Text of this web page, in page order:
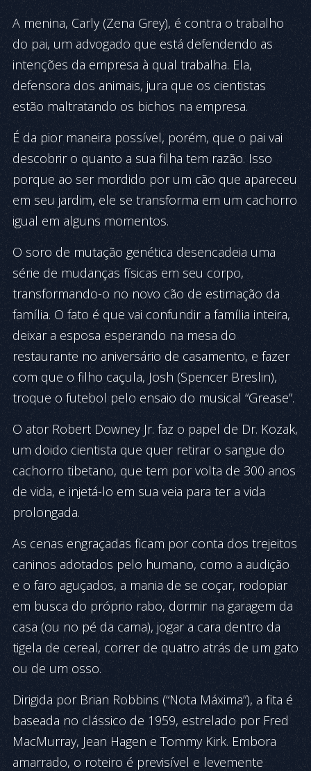
A menina, Carly (Zena Grey), é contra o trabalho
do pai, um advogado que está defendendo as
intenções da empresa à qual trabalha. Ela,
defensora dos animais, jura que os cientistas
estão maltratando os bichos na empresa.
É da pior maneira possível, porém, que o pai vai
descobrir o quanto a sua filha tem razão. Isso
porque ao ser mordido por um cão que apareceu
em seu jardim, ele se transforma em um cachorro
igual em alguns momentos.
O soro de mutação genética desencadeia uma
série de mudanças físicas em seu corpo,
transformando-o no novo cão de estimação da
família. O fato é que vai confundir a família inteira,
deixar a esposa esperando na mesa do
restaurante no aniversário de casamento, e fazer
com que o filho caçula, Josh (Spencer Breslin),
troque o futebol pelo ensaio do musical “Grease”.
O ator Robert Downey Jr. faz o papel de Dr. Kozak,
um doido cientista que quer retirar o sangue do
cachorro tibetano, que tem por volta de 300 anos
de vida, e injetá-lo em sua veia para ter a vida
prolongada.
As cenas engraçadas ficam por conta dos trejeitos
caninos adotados pelo humano, como a audição
e o faro aguçados, a mania de se coçar, rodopiar
em busca do próprio rabo, dormir na garagem da
casa (ou no pé da cama), jogar a cara dentro da
tigela de cereal, correr de quatro atrás de um gato
ou de um osso.
Dirigida por Brian Robbins (“Nota Máxima”), a fita é
baseada no clássico de 1959, estrelado por Fred
MacMurray, Jean Hagen e Tommy Kirk. Embora
amarrado, o roteiro é previsível e levemente